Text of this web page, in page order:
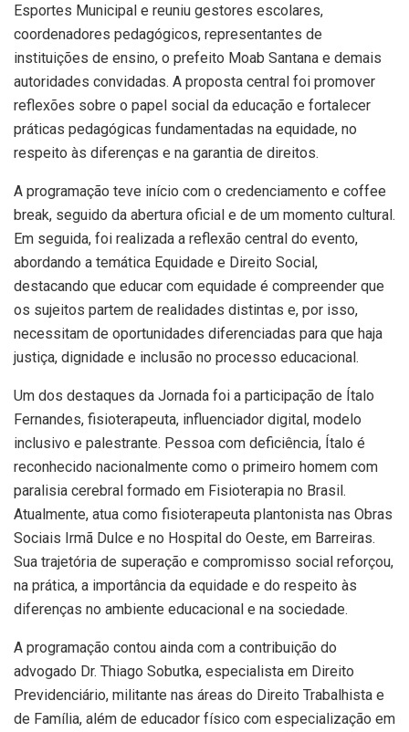
Esportes Municipal e reuniu gestores escolares,
coordenadores pedagógicos, representantes de
instituições de ensino, o prefeito Moab Santana e demais
autoridades convidadas. A proposta central foi promover
reflexões sobre o papel social da educação e fortalecer
práticas pedagógicas fundamentadas na equidade, no
respeito às diferenças e na garantia de direitos.
A programação teve início com o credenciamento e coffee
break, seguido da abertura oficial e de um momento cultural.
Em seguida, foi realizada a reflexão central do evento,
abordando a temática Equidade e Direito Social,
destacando que educar com equidade é compreender que
os sujeitos partem de realidades distintas e, por isso,
necessitam de oportunidades diferenciadas para que haja
justiça, dignidade e inclusão no processo educacional.
Um dos destaques da Jornada foi a participação de Ítalo
Fernandes, fisioterapeuta, influenciador digital, modelo
inclusivo e palestrante. Pessoa com deficiência, Ítalo é
reconhecido nacionalmente como o primeiro homem com
paralisia cerebral formado em Fisioterapia no Brasil.
Atualmente, atua como fisioterapeuta plantonista nas Obras
Sociais Irmã Dulce e no Hospital do Oeste, em Barreiras.
Sua trajetória de superação e compromisso social reforçou,
na prática, a importância da equidade e do respeito às
diferenças no ambiente educacional e na sociedade.
A programação contou ainda com a contribuição do
advogado Dr. Thiago Sobutka, especialista em Direito
Previdenciário, militante nas áreas do Direito Trabalhista e
de Família, além de educador físico com especialização em